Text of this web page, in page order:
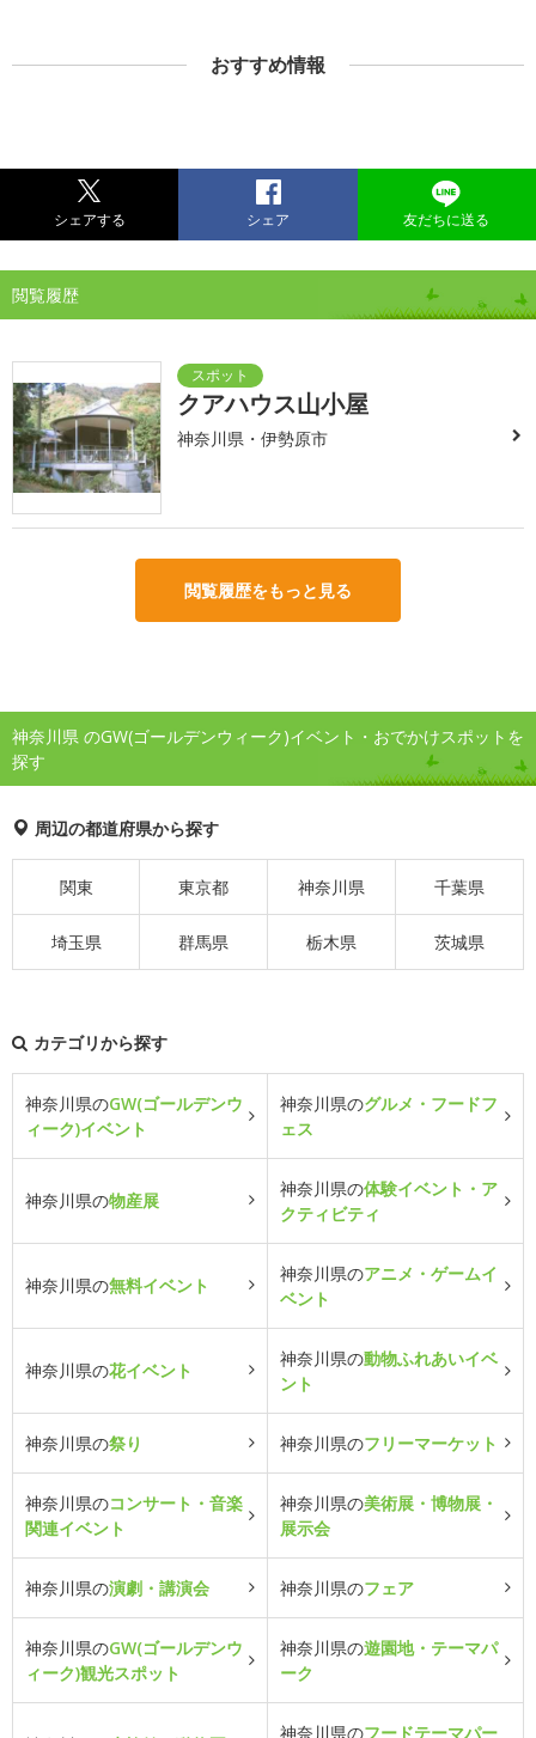
おすすめ情報
シェアする シェア 友だちに送る
閲覧履歴
クアハウス山小屋
神奈川県・伊勢原市
閲覧履歴をもっと見る
神奈川県 のGW(ゴールデンウィーク)イベント・おでかけスポットを
探す
周辺の都道府県から探す
関東 東京都 神奈川県 千葉県
埼玉県 群馬県 栃木県 茨城県
カテゴリから探す
神奈川県のGW(ゴールデンウ
ィーク)イベント
神奈川県のグルメ・フードフ
ェス
神奈川県の物産展
神奈川県の体験イベント・ア
クティビティ
神奈川県の無料イベント
神奈川県のアニメ・ゲームイ
ベント
神奈川県の花イベント
神奈川県の動物ふれあいイベ
ント
神奈川県の祭り 神奈川県のフリーマーケット
神奈川県のコンサート・音楽
関連イベント
神奈川県の美術展・博物展・
展示会
神奈川県の演劇・講演会 神奈川県のフェア
神奈川県のGW(ゴールデンウ
ィーク)観光スポット
神奈川県の遊園地・テーマパ
ーク
神奈川県のフードテーマパー